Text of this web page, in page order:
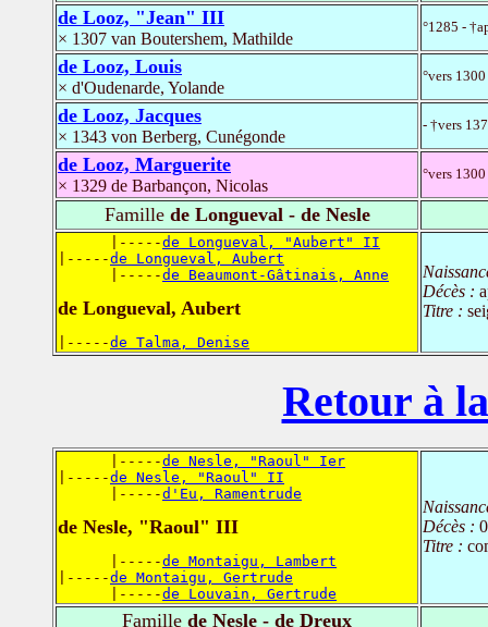
de Looz, "Jean" III
× 1307 van Boutershem, Mathilde
°1285 -
de Looz, Louis
× d'Oudenarde, Yolande
°vers
de Looz, Jacques
× 1343 von Berberg, Cunégonde
- †vers
de Looz, Marguerite
× 1329 de Barbançon, Nicolas
°vers
Famillede Longueval - de Nesle
      |-----
de Longueval, "Aubert" II
|-----de Longueval, Aubert
      |-----
de Beaumont-Gâtinais, Anne
de Longueval, Aubert
|-----de Talma, Denise
Décès :
Titre :
Retour à
      |-----
de Nesle, "Raoul" Ier
|-----de Nesle, "Raoul" II
      |-----
d'Eu, Ramentrude
de Nesle, "Raoul" III
      |-----
de Montaigu, Lambert
|-----de Montaigu, Gertrude
      |-----
de Louvain, Gertrude
Décès :
Titre :
Famille de Nesle - de Dreux